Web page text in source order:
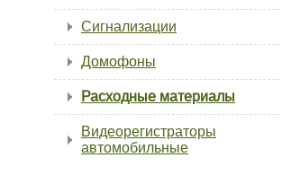
Сигнализации
Домофоны
Расходные материалы
Видеорегистраторы
автомобильные